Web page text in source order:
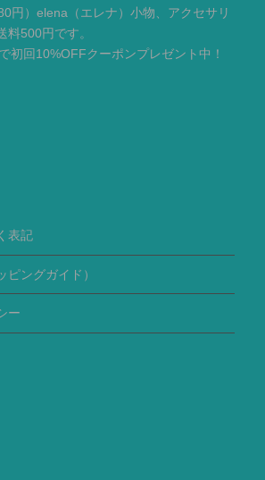
円）elena（エレナ）小物、アクセサリ
料500円です。
初回10%OFFクーポンプレゼント中！
表記
ピングガイド）
ー